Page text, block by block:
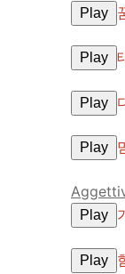
Play
Play
Play
Play
Play
Play